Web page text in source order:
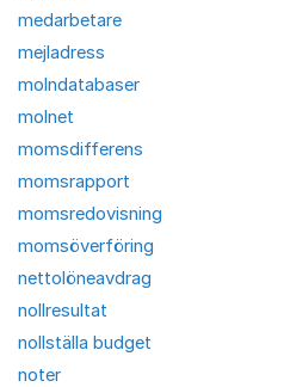
medarbetare
mejladress
molndatabaser
molnet
momsdifferens
momsrapport
momsredovisning
momsöverföring
nettolöneavdrag
nollresultat
nollställa budget
noter